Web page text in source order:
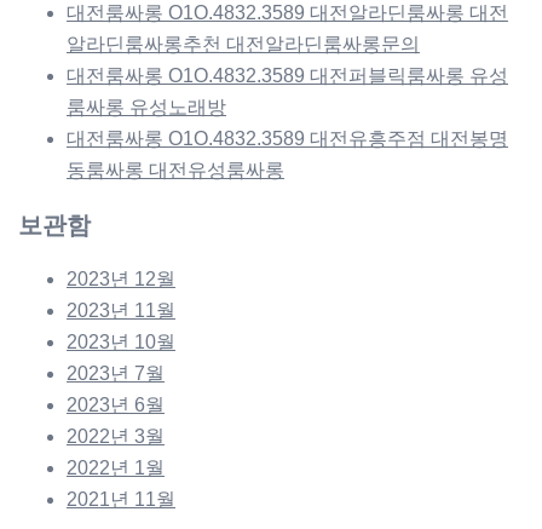
대전룸싸롱 O1O.4832.3589 대전알라딘룸싸롱 대전
알라딘룸싸롱추천 대전알라딘룸싸롱문의
대전룸싸롱 O1O.4832.3589 대전퍼블릭룸싸롱 유성
룸싸롱 유성노래방
대전룸싸롱 O1O.4832.3589 대전유흥주점 대전봉명
동룸싸롱 대전유성룸싸롱
보관함
2023년 12월
2023년 11월
2023년 10월
2023년 7월
2023년 6월
2022년 3월
2022년 1월
2021년 11월